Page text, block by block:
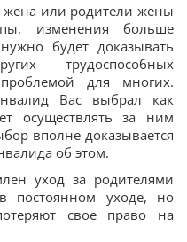
жена или родители жены
изменения больше
будет доказывать
трудоспособных
для многих.
Вас выбрал как
осуществлять за ним
вполне доказывается
об этом.
уход за родителями
постоянном уходе, но
свое право на